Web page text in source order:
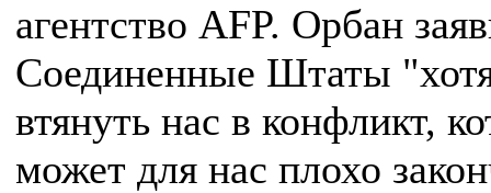
агентство AFP. Орбан
Соединенные Штаты
втянуть нас в конфликт,
может для нас плохо